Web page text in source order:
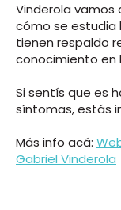
Vinderola vamos
cómo se estudia
tienen respaldo
conocimiento en
Si sentís que es
síntomas, estás
Más info acá:
Gabriel Vinderola